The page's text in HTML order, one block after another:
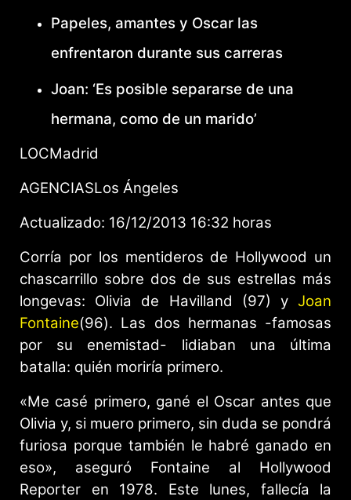
Papeles, amantes y Oscar las
enfrentaron durante sus carreras
Joan: ‘Es posible separarse de una
hermana, como de un marido’
LOCMadrid
AGENCIASLos Ángeles
Actualizado: 16/12/2013 16:32 horas
Corría por los mentideros de Hollywood un
chascarrillo sobre dos de sus estrellas más
longevas: Olivia de Havilland (97) y Joan
Fontaine(96). Las dos hermanas -famosas
por su enemistad- lidiaban una última
batalla: quién moriría primero.
«Me casé primero, gané el Oscar antes que
Olivia y, si muero primero, sin duda se pondrá
furiosa porque también le habré ganado en
eso», aseguró Fontaine al Hollywood
Reporter en 1978. Este lunes, fallecía la